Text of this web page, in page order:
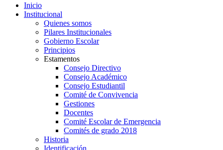
Inicio
Institucional
Quienes somos
Pilares Institucionales
Gobierno Escolar
Principios
Estamentos
Consejo Directivo
Consejo Académico
Consejo Estudiantil
Comité de Convivencia
Gestiones
Docentes
Comité Escolar de Emergencia
Comités de grado 2018
Historia
Identificación